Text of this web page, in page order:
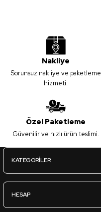
Nakliye
Sorunsuz nakliye ve paketleme
hizmeti.
Özel Paketleme
Güvenilir ve hızlı ürün teslimi.
KATEGORİLER
HESAP